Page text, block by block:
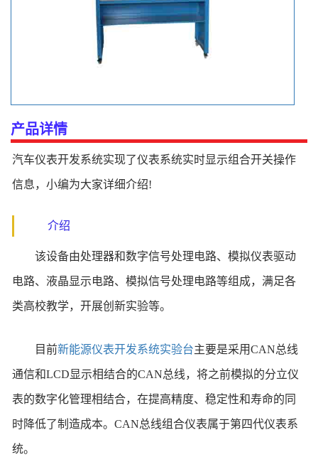
产品详情
汽车仪表开发系统实现了仪表系统实时显示组合开关操作
信息，小编为大家详细介绍!
介绍
该设备由处理器和数字信号处理电路、模拟仪表驱动
电路、液晶显示电路、模拟信号处理电路等组成，满足各
类高校教学，开展创新实验等。
目前新能源仪表开发系统实验台主要是采用CAN总线
通信和LCD显示相结合的CAN总线，将之前模拟的分立仪
表的数字化管理相结合，在提高精度、稳定性和寿命的同
时降低了制造成本。CAN总线组合仪表属于第四代仪表系
统。